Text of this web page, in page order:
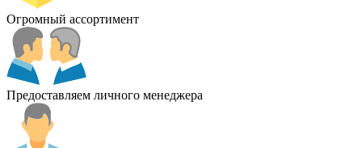
Огромный ассортимент
Предоставляем личного менеджера